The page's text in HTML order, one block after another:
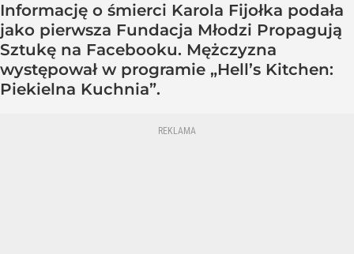
Informację o śmierci Karola Fijołka podała
jako pierwsza Fundacja Młodzi Propagują
Sztukę na Facebooku. Mężczyzna
występował w programie „Hell’s Kitchen:
Piekielna Kuchnia”.